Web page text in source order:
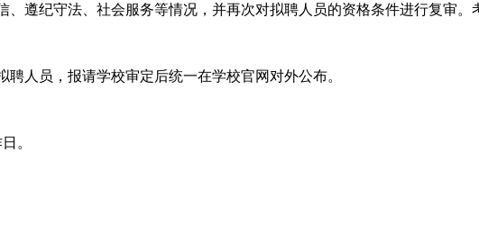
遵纪守法、社会服务等情况，并再次对拟聘人员的资格条件进行复审。
人员，报请学校审定后统一在学校官网对外公布。
。